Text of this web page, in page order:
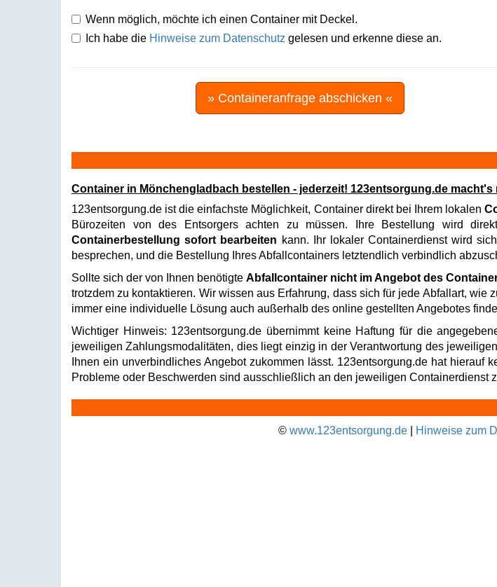
Wenn möglich, möchte ich einen Container mit Deckel.
Ich habe die Hinweise zum Datenschutz gelesen und erkenne diese an.
» Containeranfrage abschicken «
Container in Mönchengladbach bestellen - jederzeit! 123entsorgung.de macht's
123entsorgung.de ist die einfachste Möglichkeit, Container direkt bei Ihrem lokalen
Bürozeiten von des Entsorgers achten zu müssen. Ihre Bestellung wird
Containerbestellung sofort bearbeiten kann. Ihr lokaler Containerdienst wird
besprechen, und die Bestellung Ihres Abfallcontainers letztendlich verbindlich
Sollte sich der von Ihnen benötigte Abfallcontainer nicht im Angebot des
trotzdem zu kontaktieren. Wir wissen aus Erfahrung, dass sich für jede Abfallart, wie
immer eine individuelle Lösung auch außerhalb des online gestellten Angebotes
Wichtiger Hinweis: 123entsorgung.de übernimmt keine Haftung für die
jeweiligen Zahlungsmodalitäten, dies liegt einzig in der Verantwortung des
Ihnen ein unverbindliches Angebot zukommen lässt. 123entsorgung.de hat
Probleme oder Beschwerden sind ausschließlich an den jeweiligen Containerdienst
© www.123entsorgung.de| Hinweise zum